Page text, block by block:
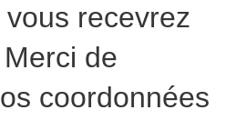
recevrez
de
coordonnées